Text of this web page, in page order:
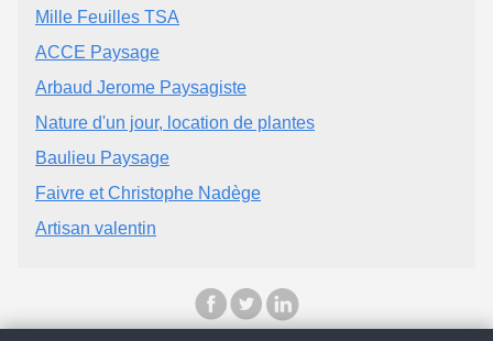
Mille Feuilles TSA
ACCE Paysage
Arbaud Jerome Paysagiste
Nature d'un jour, location de plantes
Baulieu Paysage
Faivre et Christophe Nadège
Artisan valentin